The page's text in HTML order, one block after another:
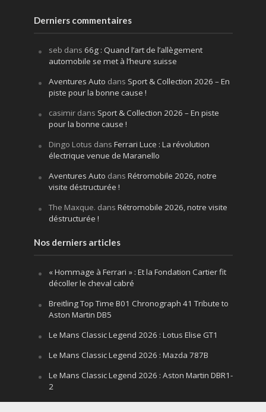
Derniers commentaires
seb dans 66g : Quand l’art de l’allègement
automobile se met à l’heure suisse
Aventures Auto dans Sport & Collection 2026 – En
piste pour la bonne cause !
casimirdans Sport & Collection 2026 – En piste
pour la bonne cause !
Dingo Lotus dans Ferrari Luce : La révolution
électrique venue de Maranello
Aventures Auto dans Rétromobile 2026, notre
visite déstructurée !
The Maxque. dans Rétromobile 2026, notre visite
déstructurée !
Nos derniers articles
« Hommage à Ferrari » : Et la Fondation Cartier fit
décoller le cheval cabré
Breitling Top Time B01 Chronograph 41 Tribute to
Aston Martin DB5
Le Mans Classic Legend 2026 : Lotus Elise GT1
Le Mans Classic Legend 2026 : Mazda 787B
Le Mans Classic Legend 2026 : Aston Martin DBR1-
2